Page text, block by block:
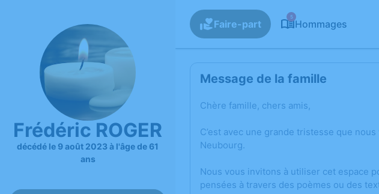
Frédéric ROGER
décédé le 9 août 2023 à l'âge de 61
ans
Faire-part
5
Hommages
Message de la famille
Chère famille, chers amis,
C’est avec une grande tristesse que
Neubourg.
Nous vous invitons à utiliser cet espace
pensées à travers des poèmes ou des